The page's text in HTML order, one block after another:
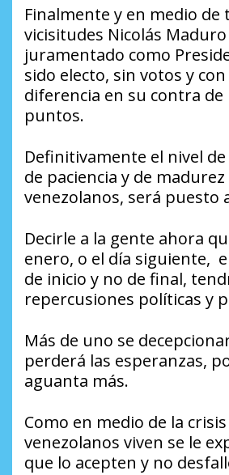
Finalmente y en medio de
vicisitudes Nicolás Maduro
juramentado como
sido electo, sin votos y
diferencia en su contra de
puntos.
Definitivamente el nivel
de paciencia y de
venezolanos, será puesto
Decirle a la gente ahora
enero, o el día siguiente,
de inicio y no de final,
repercusiones políticas y
Más de uno se
perderá las esperanzas,
aguanta más.
Como en medio de la
venezolanos viven se le
que lo acepten y no